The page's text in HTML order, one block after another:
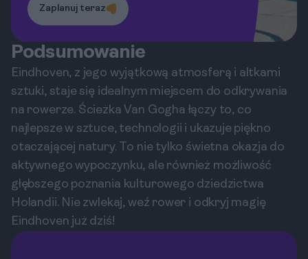
Zaplanuj teraz
Podsumowanie
Eindhoven, z jego wyjątkową atmosferą i altkami
sztuki, staje się idealnym miejscem do odkrywania
na rowerze. Ścieżka Van Gogha łączy to, co
najlepsze w sztuce, technologii i ukazuje piękno
otaczającej natury. To nie tylko świetna okazja do
aktywnego wypoczynku, ale również możliwość
głębszego poznania kulturowego dziedzictwa
Holandii. Nie zwlekaj, weź rower i odkryj magię
Eindhoven już dziś!